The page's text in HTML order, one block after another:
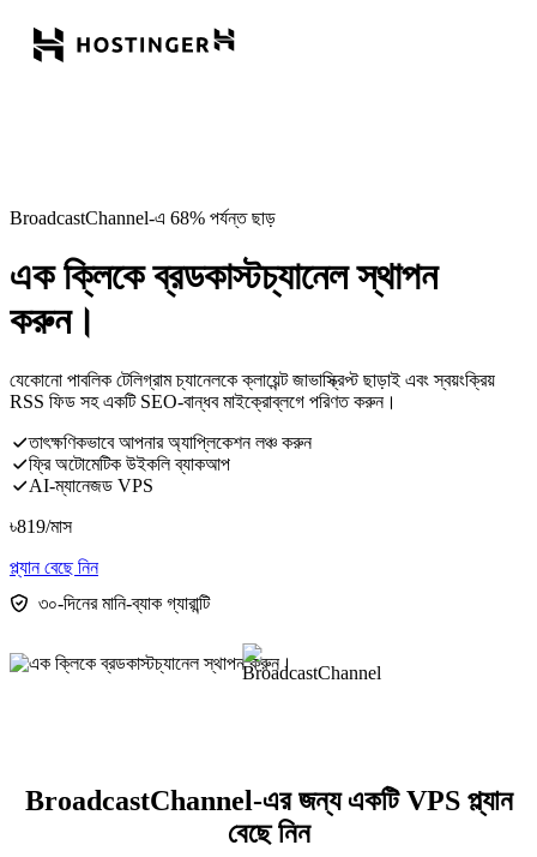
BroadcastChannel-এ 68% পর্যন্ত ছাড়
এক ক্লিকে ব্রডকাস্টচ্যানেল স্থাপন
করুন।
যেকোনো পাবলিক টেলিগ্রাম চ্যানেলকে ক্লায়েন্ট জাভাস্ক্রিপ্ট ছাড়াই এবং স্বয়ংক্রিয়
RSS ফিড সহ একটি SEO-বান্ধব মাইক্রোব্লগে পরিণত করুন।
তাৎক্ষণিকভাবে আপনার অ্যাপ্লিকেশন লঞ্চ করুন
ফ্রি অটোমেটিক উইকলি ব্যাকআপ
AI-ম্যানেজড VPS
৳819/মাস
প্ল্যান বেছে নিন
৩০-দিনের মানি-ব্যাক গ্যারান্টি
BroadcastChannel-এর জন্য একটি VPS প্ল্যান
বেছে নিন